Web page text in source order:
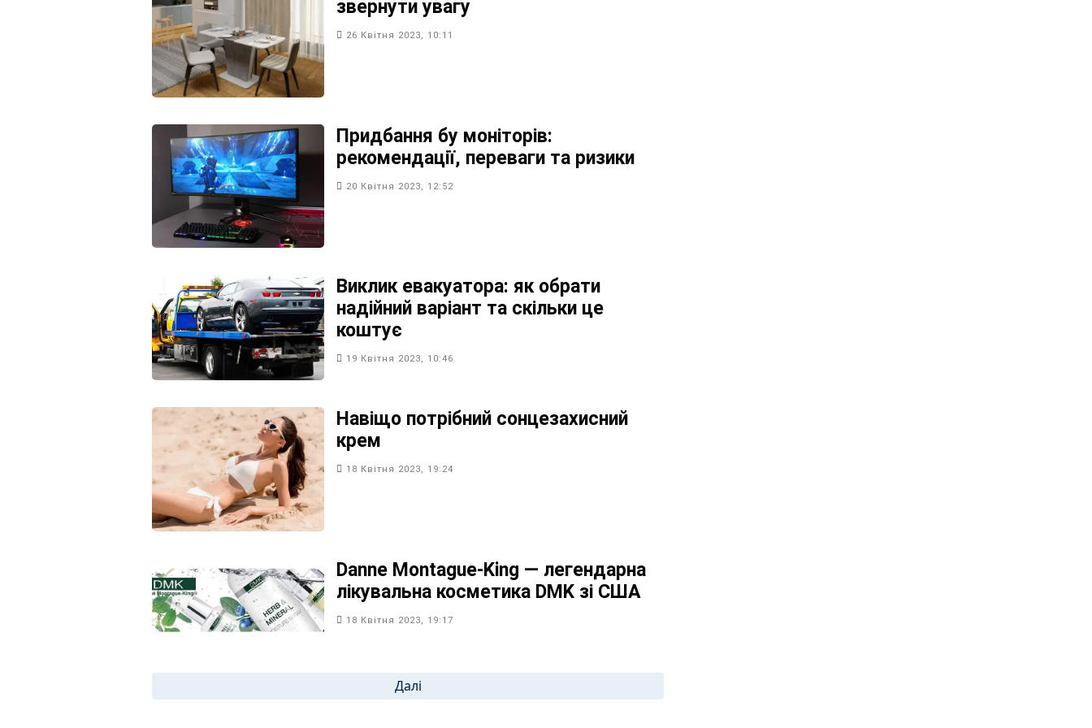
звернути увагу
26 Квітня 2023, 10:11
Придбання бу моніторів:
рекомендації, переваги та ризики
20 Квітня 2023, 12:52
Виклик евакуатора: як обрати
надійний варіант та скільки це
коштує
19 Квітня 2023, 10:46
Навіщо потрібний сонцезахисний
крем
18 Квітня 2023, 19:24
Danne Montague-King — легендарна
лікувальна косметика DMK зі США
18 Квітня 2023, 19:17
Далі